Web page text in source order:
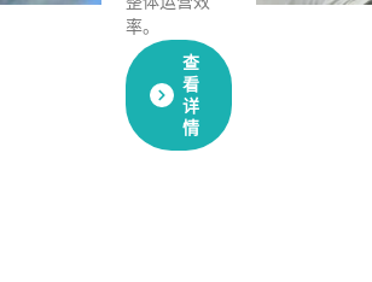
率。
查
看
详
情